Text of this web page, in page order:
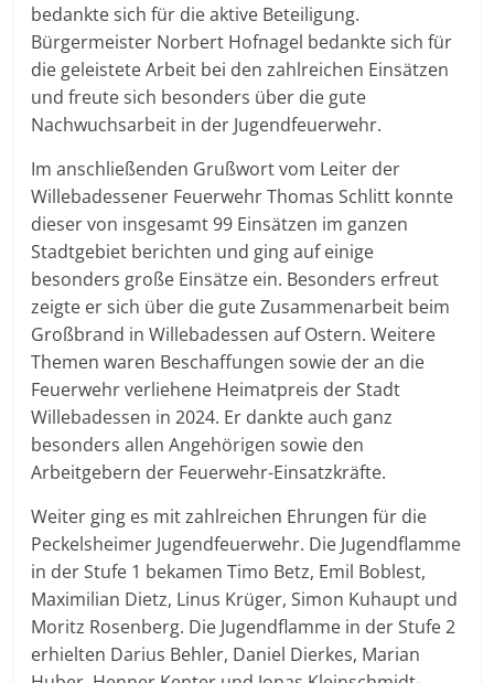
bedankte sich für die aktive Beteiligung.
Bürgermeister Norbert Hofnagel bedankte sich für
die geleistete Arbeit bei den zahlreichen Einsätzen
und freute sich besonders über die gute
Nachwuchsarbeit in der Jugendfeuerwehr.
Im anschließenden Grußwort vom Leiter der
Willebadessener Feuerwehr Thomas Schlitt konnte
dieser von insgesamt 99 Einsätzen im ganzen
Stadtgebiet berichten und ging auf einige
besonders große Einsätze ein. Besonders erfreut
zeigte er sich über die gute Zusammenarbeit beim
Großbrand in Willebadessen auf Ostern. Weitere
Themen waren Beschaffungen sowie der an die
Feuerwehr verliehene Heimatpreis der Stadt
Willebadessen in 2024. Er dankte auch ganz
besonders allen Angehörigen sowie den
Arbeitgebern der Feuerwehr-Einsatzkräfte.
Weiter ging es mit zahlreichen Ehrungen für die
Peckelsheimer Jugendfeuerwehr. Die Jugendflamme
in der Stufe 1 bekamen Timo Betz, Emil Boblest,
Maximilian Dietz, Linus Krüger, Simon Kuhaupt und
Moritz Rosenberg. Die Jugendflamme in der Stufe 2
erhielten Darius Behler, Daniel Dierkes, Marian